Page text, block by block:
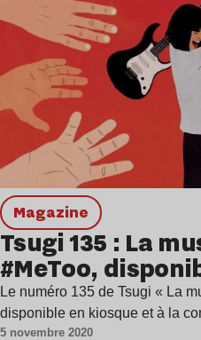
magazine
Tsugi 135 : La
#MeToo,
Le numéro 135 de Tsugi « La
disponible en kiosque et à la
5 novembre 2020